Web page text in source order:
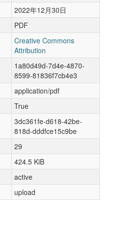
2022年12月30日
PDF
Creative Commons
Attribution
1a80d49d-7d4e-4870-
8599-81836f7cb4e3
application/pdf
True
3dc361fe-d618-42be-
818d-dddfce15c9be
29
424.5 KiB
active
upload